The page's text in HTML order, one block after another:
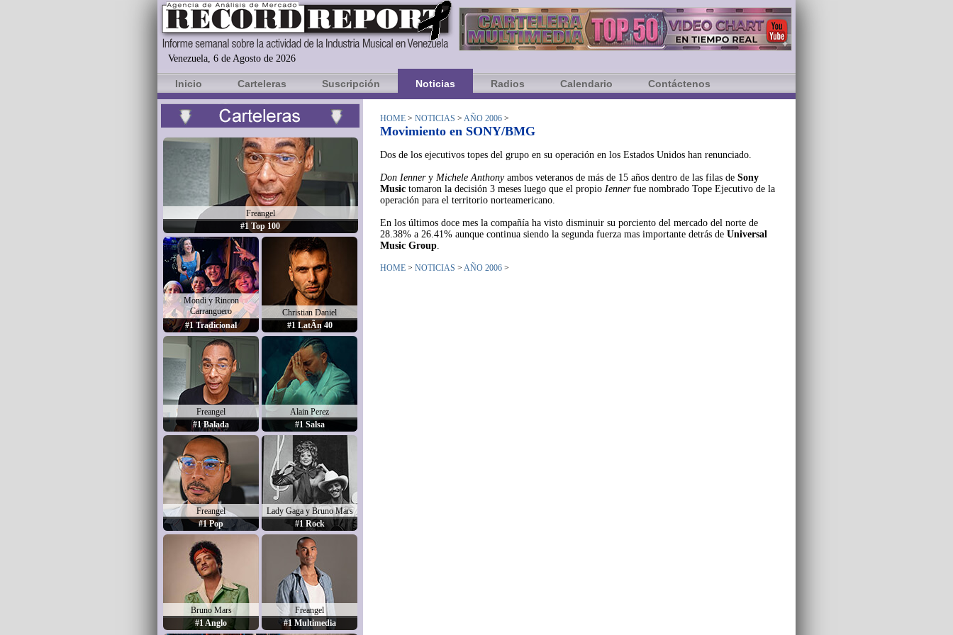
Venezuela, 6 de Agosto de 2026
Inicio Carteleras Suscripción Noticias Radios Calendario Contáctenos
Freangel
#1 Top 100
Mondi y Rincon
Carranguero
#1 Tradicional
Christian Daniel
#1 LatÃ­n 40
Freangel
#1 Balada
Alain Perez
#1 Salsa
Freangel
#1 Pop
Lady Gaga y Bruno Mars
#1 Rock
Bruno Mars
#1 Anglo
Freangel
#1 Multimedia
HOME > NOTICIAS > AÑO 2006 >
Movimiento en SONY/BMG
Dos de los ejecutivos topes del grupo en su operación en los Estados Unidos han renunciado.
Don Ienner y Michele Anthonyambos veteranos de más de 15 años dentro de las filas de Sony
Music tomaron la decisión 3 meses luego que el propio Iennerfue nombrado Tope Ejecutivo de la
operación para el territorio norteamericano.
En los últimos doce mes la compañía ha visto disminuir su porciento del mercado del norte de
28.38% a 26.41% aunque continua siendo la segunda fuerza mas importante detrás de Universal
Music Group.
HOME > NOTICIAS > AÑO 2006 >